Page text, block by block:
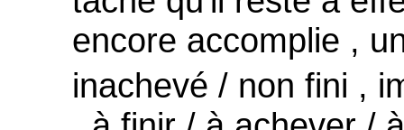
encore accomplie ,
inachevé / non fini ,